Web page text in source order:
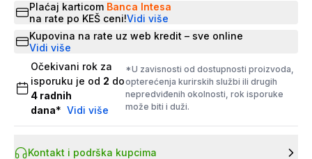
Plaćaj karticom Banca Intesa
na rate po KEŠ ceni!Vidi više
Kupovina na rate uz web kredit – sve online
Vidi više
Očekivani rok za
isporuku je od 2 do
4 radnih
dana* Vidi više
*U zavisnosti od dostupnosti proizvoda,
opterećenja kurirskih službi ili drugih
nepredviđenih okolnosti, rok isporuke
može biti i duži.
Kontakt i podrška kupcima